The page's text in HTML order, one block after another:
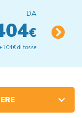
DA
€
di tasse